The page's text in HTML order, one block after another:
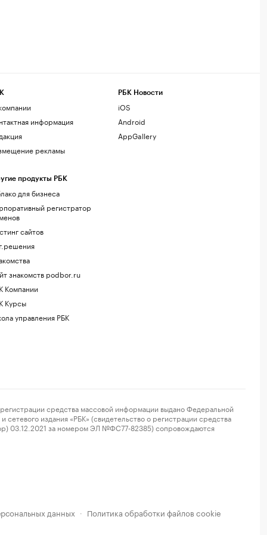
информация
рекламы
продукты РБК
для бизнеса
регистратор
сайтов
знакомств podbor.ru
Компании
Курсы
управления РБК
РБК Новости
iOS
Android
AppGallery
средства массовой информации выдано Федеральной
издания «РБК» (свидетельство о регистрации средства
03.12.2021 за номером ЭЛ №ФС77-82385) сопровождаются
данных · Политика обработки файлов cookie